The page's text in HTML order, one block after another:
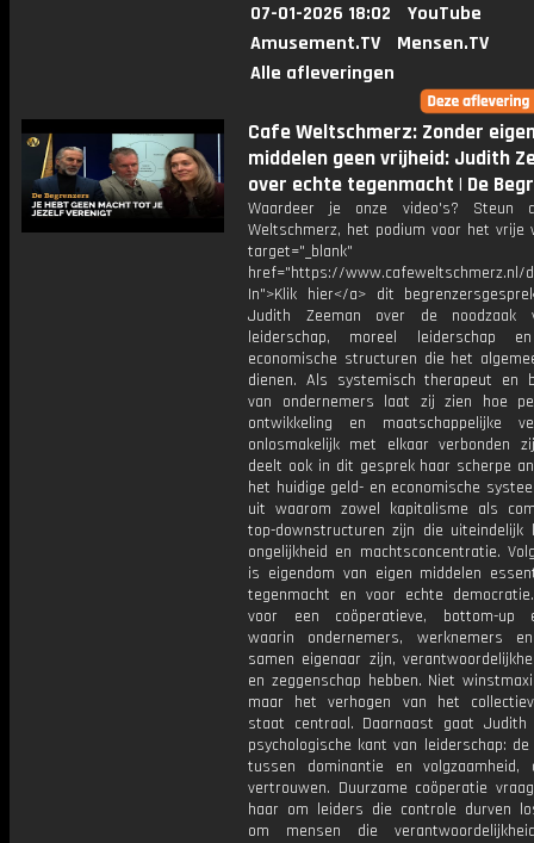
07-01-2026 18:02
YouTube
Amusement.TV
Mensen.TV
Alle afleveringen
Cafe Weltschmerz: Zonder
middelen geen vrijheid: Judith
over echte tegenmacht | De Begr
Waardeer je onze video's? Steun
Weltschmerz, het podium voor het vrije
target="_blank"
href="https://www.cafeweltschmerz.nl/
In">Klik hier</a> dit
Judith Zeeman over de noodzaak
leiderschap, moreel leiderschap
economische structuren die het
dienen. Als systemisch therapeut en
van ondernemers laat zij zien hoe
ontwikkeling en maatschappelijke
onlosmakelijk met elkaar verbonden
deelt ook in dit gesprek haar scherpe
het huidige geld- en economische
uit waarom zowel kapitalisme als
top-downstructuren zijn die uiteindelijk
ongelijkheid en machtsconcentratie.
is eigendom van eigen middelen
tegenmacht en voor echte
voor een coöperatieve, bottom-up
waarin ondernemers, werknemers
samen eigenaar zijn,
en zeggenschap hebben. Niet
maar het verhogen van het
staat centraal. Daarnaast gaat
psychologische kant van leiderschap: de
tussen dominantie en volgzaamheid,
vertrouwen. Duurzame coöperatie
haar om leiders die controle durven
om mensen die